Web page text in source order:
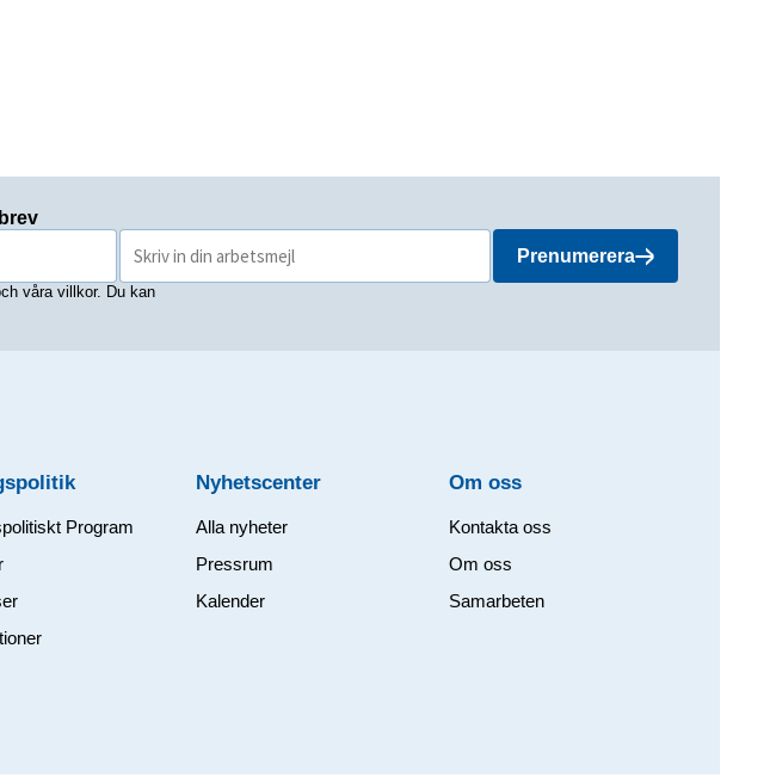
Prenumerera
våra villkor. Du kan
Program
Nyhetscenter
Alla nyheter
Pressrum
Kalender
Om oss​
Kontakta oss
Om oss
Samarbeten